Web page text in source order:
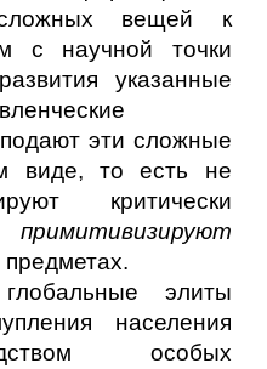
вещей к
с научной точки
указанные
эти сложные
виде, то есть не
критически
примитивизируют
предметах.
элиты
населения
особых